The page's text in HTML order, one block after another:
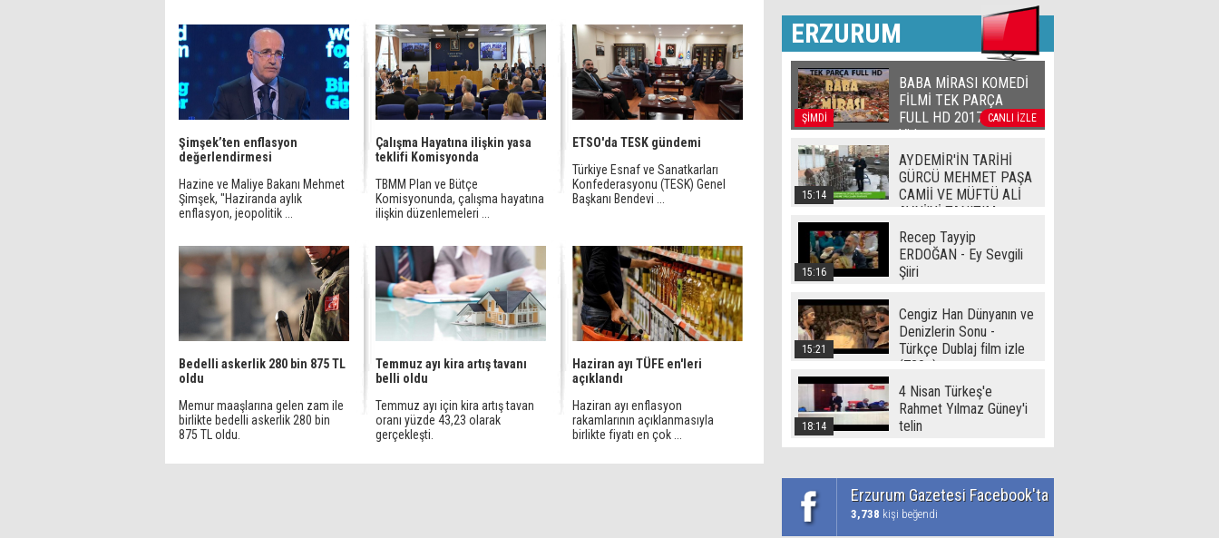
Şimşek’ten enflasyon
değerlendirmesi
Hazine ve Maliye Bakanı Mehmet
Şimşek, "Haziranda aylık
enflasyon, jeopolitik ...
Çalışma Hayatına ilişkin yasa
teklifi Komisyonda
TBMM Plan ve Bütçe
Komisyonunda, çalışma hayatına
ilişkin düzenlemeleri ...
ETSO'da TESK gündemi
Türkiye Esnaf ve Sanatkarları
Konfederasyonu (TESK) Genel
Başkanı Bendevi ...
Bedelli askerlik 280 bin 875 TL
oldu
Memur maaşlarına gelen zam ile
birlikte bedelli askerlik 280 bin
875 TL oldu.
Temmuz ayı kira artış tavanı
belli oldu
Temmuz ayı için kira artış tavan
oranı yüzde 43,23 olarak
gerçekleşti.
Haziran ayı TÜFE en'leri
açıklandı
Haziran ayı enflasyon
rakamlarının açıklanmasıyla
birlikte fiyatı en çok ...
ERZURUM
ŞİMDİ CANLI İZLE
BABA MİRASI KOMEDİ
FİLMİ TEK PARÇA
FULL HD 2017 | Official
Video
15:14
AYDEMİR'İN TARİHİ
GÜRCÜ MEHMET PAŞA
CAMİİ VE MÜFTÜ ALİ
AVNİ'Yİ TANITIM
15:16
Recep Tayyip
ERDOĞAN - Ey Sevgili
Şiiri
15:21
Cengiz Han Dünyanın ve
Denizlerin Sonu -
Türkçe Dublaj film izle
(720p)
18:14
4 Nisan Türkeş'e
Rahmet Yılmaz Güney'i
telin
Erzurum Gazetesi Facebook'ta
3,738 kişi beğendi